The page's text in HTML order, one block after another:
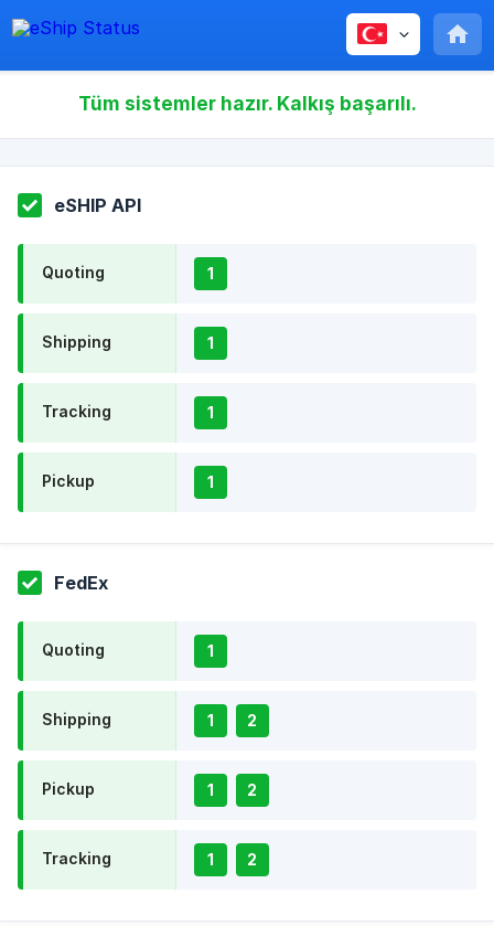
Tüm sistemler hazır. Kalkış başarılı.
eSHIP API
Quoting 1
Shipping 1
Tracking 1
Pickup 1
FedEx
Quoting 1
Shipping 1 2
Pickup 1 2
Tracking 1 2